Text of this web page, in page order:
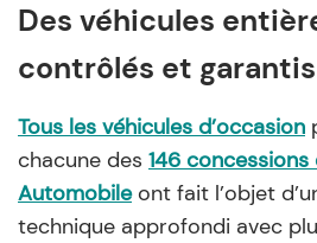
Des véhicules
contrôlés et garantis
Tous les véhicules d’occasion
chacune des 146
Automobileont fait l’objet
technique approfondi avec